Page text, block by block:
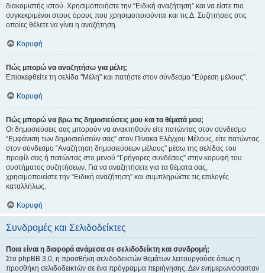
διακομιστής ιστού. Χρησιμοποιήστε την “Ειδική αναζήτηση” και να είστε πιο
συγκεκριμένοι στους όρους που χρησιμοποιούνται και τις Δ. Συζητήσεις στις
οποίες θέλετε να γίνει η αναζήτηση.
Κορυφή
Πώς μπορώ να αναζητήσω για μέλη;
Επισκεφθείτε τη σελίδα "Μέλη" και πατήστε στον σύνδεσμο “Εύρεση μέλους”.
Κορυφή
Πώς μπορώ να βρω τις δημοσιεύσεις μου και τα θέματά μου;
Οι δημοσιεύσεις σας μπορούν να ανακτηθούν είτε πατώντας στον σύνδεσμο
“Εμφάνιση των δημοσιεύσεών σας” στον Πίνακα Ελέγχου Μέλους, είτε πατώντας
στον σύνδεσμο “Αναζήτηση δημοσιεύσεων μέλους” μέσω της σελίδας του
προφίλ σας ή πατώντας στο μενού “Γρήγορες συνδέσεις” στην κορυφή του
συστήματος συζητήσεων. Για να αναζητήσετε για τα θέματα σας,
χρησιμοποιείστε την “Ειδική αναζήτηση” και συμπληρώστε τις επιλογές
καταλλήλως.
Κορυφή
Συνδρομές και Σελιδοδείκτες
Ποια είναι η διαφορά ανάμεσα σε σελιδοδείκτη και συνδρομή;
Στο phpBB 3.0, η προσθήκη σελιδοδεικτών θεμάτων λειτουργούσε όπως η
προσθήκη σελιδοδεικτών σε ένα πρόγραμμα περιήγησης. Δεν ενημερωνόσασταν